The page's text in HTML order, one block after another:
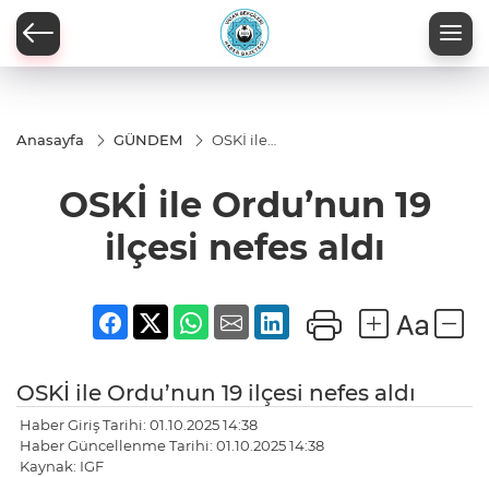
Anasayfa GÜNDEM
OSKİ ile
nefes aldı
OSKİ ile Ordu’nun 19
ilçesi nefes aldı
OSKİ ile Ordu’nun 19 ilçesi nefes aldı
Haber Giriş Tarihi: 01.10.2025 14:38
Haber Güncellenme Tarihi: 01.10.2025 14:38
Kaynak: IGF